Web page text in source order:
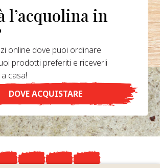
l’acquolina in
online dove puoi ordinare
prodotti preferiti e riceverli
casa!
DOVE ACQUISTARE